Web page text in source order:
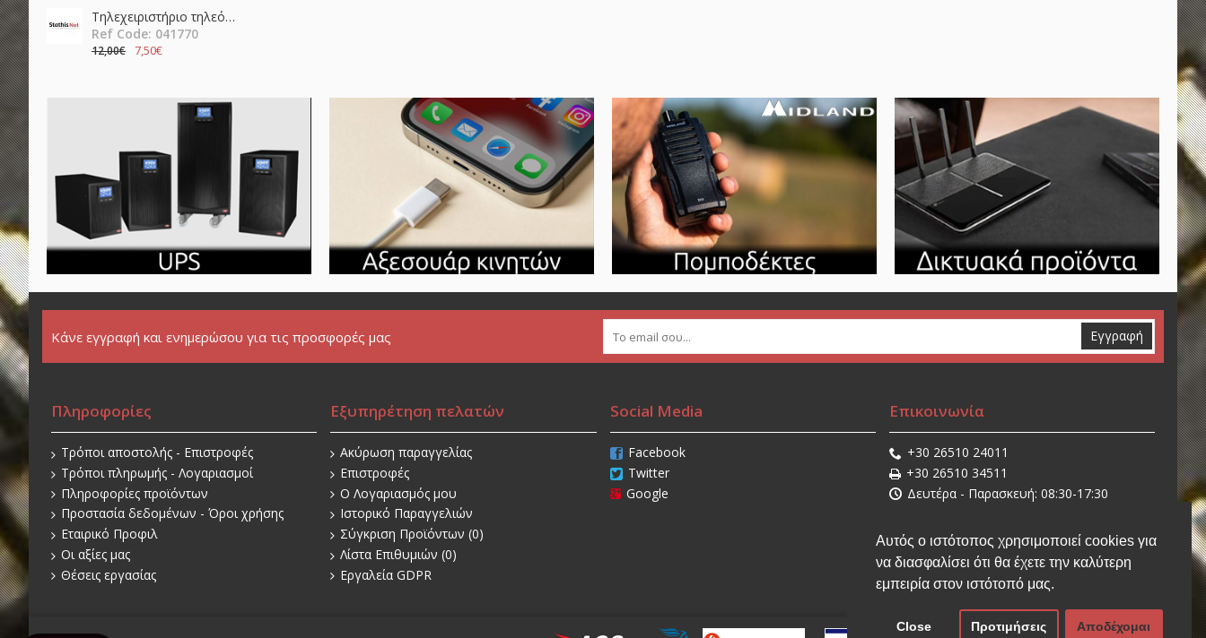
Αυτός ο ιστότοπος χρησιμοποιεί cookies για
να διασφαλίσει ότι θα έχετε την καλύτερη
εμπειρία στον ιστότοπό μας.
Close Προτιμήσεις Αποδέχομαι
Τηλεχειριστήριο τηλεόρασης LCD / LED smart LG RM-L379 HUAYU
Ref Code: 041770
12,00€ 7,50€
Κάνε εγγραφή και ενημερώσου για τις προσφορές μας Εγγραφή
Πληροφορίες
Τρόποι αποστολής - Επιστροφές
Τρόποι πληρωμής - Λογαριασμοί
Πληροφορίες προϊόντων
Προστασία δεδομένων - Όροι χρήσης
Εταιρικό Προφιλ
Οι αξίες μας
Θέσεις εργασίας
Εξυπηρέτηση πελατών
Ακύρωση παραγγελίας
Επιστροφές
O Λογαριασμός μου
Ιστορικό Παραγγελιών
Σύγκριση Προϊόντων (0)
Λίστα Επιθυμιών (0)
Εργαλεία GDPR
Social Media
Facebook
Twitter
Google
Επικοινωνία
+30 26510 24011
+30 26510 34511
Δευτέρα - Παρασκευή: 08:30-17:30
sales@stathisnet.gr
Η τοποθεσία μας